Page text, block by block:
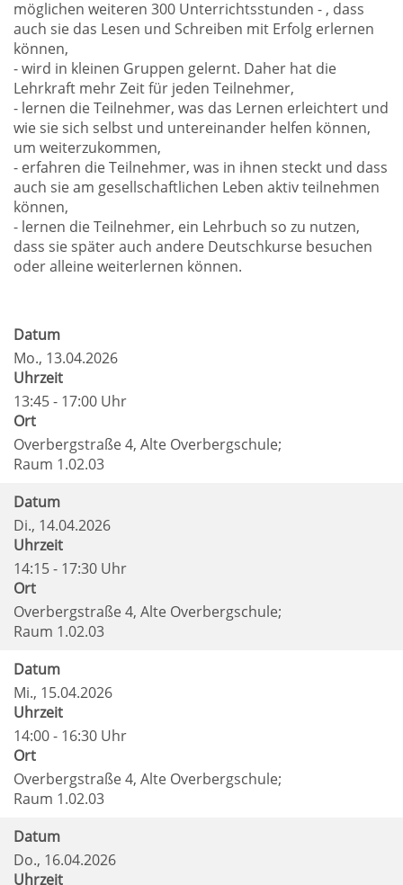
möglichen weiteren 300 Unterrichtsstunden - , dass
auch sie das Lesen und Schreiben mit Erfolg erlernen
können,
- wird in kleinen Gruppen gelernt. Daher hat die
Lehrkraft mehr Zeit für jeden Teilnehmer,
- lernen die Teilnehmer, was das Lernen erleichtert und
wie sie sich selbst und untereinander helfen können,
um weiterzukommen,
- erfahren die Teilnehmer, was in ihnen steckt und dass
auch sie am gesellschaftlichen Leben aktiv teilnehmen
können,
- lernen die Teilnehmer, ein Lehrbuch so zu nutzen,
dass sie später auch andere Deutschkurse besuchen
oder alleine weiterlernen können.
Datum
Mo., 13.04.2026
Uhrzeit
13:45 - 17:00 Uhr
Ort
Overbergstraße 4, Alte Overbergschule;
Raum 1.02.03
Datum
Di., 14.04.2026
Uhrzeit
14:15 - 17:30 Uhr
Ort
Overbergstraße 4, Alte Overbergschule;
Raum 1.02.03
Datum
Mi., 15.04.2026
Uhrzeit
14:00 - 16:30 Uhr
Ort
Overbergstraße 4, Alte Overbergschule;
Raum 1.02.03
Datum
Do., 16.04.2026
Uhrzeit